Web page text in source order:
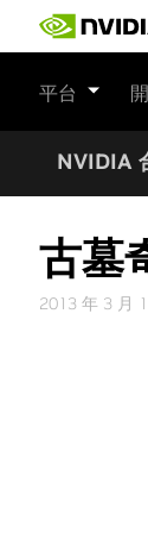
平台
NVIDIA
古墓
2013 年 3 月